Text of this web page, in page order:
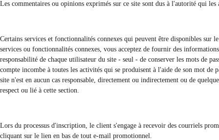
Les commentaires ou opinions exprimés sur ce site sont dus à l'autorité qui
Certains services et fonctionnalités connexes qui peuvent être disponibles sur
services ou fonctionnalités connexes, vous acceptez de fournir des
responsabilité de chaque utilisateur du site - seul - de conserver les mots de
compte incombe à toutes les activités qui se produisent à l'aide de son mot
site n'est en aucun cas responsable, directement ou indirectement ou de
respect ou lié à cette section.
Lors du processus d'inscription, le client s'engage à recevoir des courriels
cliquant sur le lien en bas de tout e-mail promotionnel.